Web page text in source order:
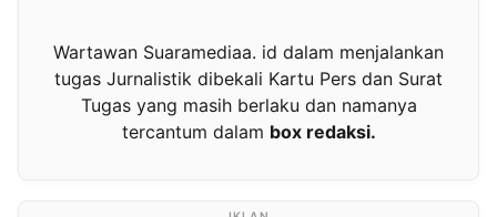
Wartawan Suaramediaa. id dalam menjalankan
tugas Jurnalistik dibekali Kartu Pers dan Surat
Tugas yang masih berlaku dan namanya
tercantum dalam box redaksi.